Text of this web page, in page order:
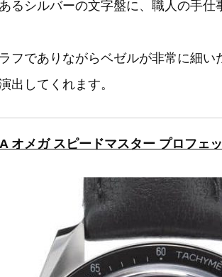
るシルバーの文字盤に、職人の手
フでありながらベゼルが非常に細
出してくれます。
オメガ スピードマスター プロフェ